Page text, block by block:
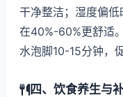
干净整洁；湿度偏
在40%-60%更舒适
水泡脚10-15分钟，
四、饮食养生与